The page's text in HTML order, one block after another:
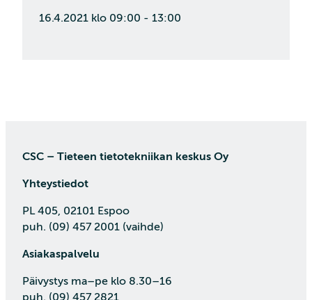
16.4.2021 klo 09:00 - 13:00
CSC – Tieteen tietotekniikan keskus Oy
Yhteystiedot
PL 405, 02101 Espoo
puh. (09) 457 2001 (vaihde)
Asiakaspalvelu
Päivystys ma–pe klo 8.30–16
puh. (09) 457 2821